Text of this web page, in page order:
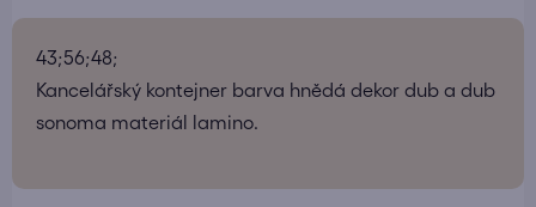
43;56;48;
Kancelářský kontejner barva hnědá dekor dub a dub
sonoma materiál lamino.